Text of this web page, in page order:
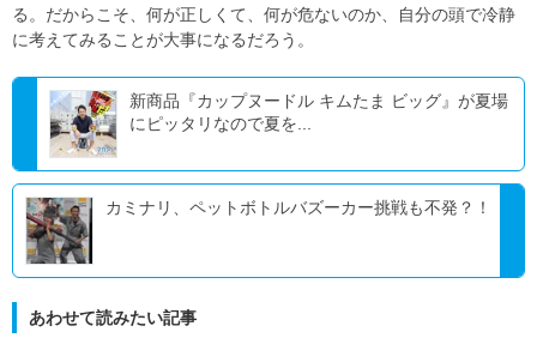
る。だからこそ、何が正しくて、何が危ないのか、自分の頭で冷静
に考えてみることが大事になるだろう。
新商品『カップヌードル キムたま ビッグ』が夏場
にピッタリなので夏を...
カミナリ、ペットボトルバズーカー挑戦も不発？！
あわせて読みたい記事